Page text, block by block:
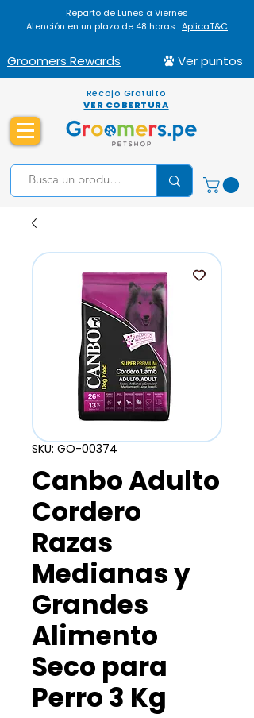
Reparto de Lunes a Viernes
Atención en un plazo de 48 horas. AplicaT&C
Groomers Rewards Ver puntos
Recojo Gratuito
VER COBERTURA
SKU: GO-00374
Canbo Adulto
Cordero
Razas
Medianas y
Grandes
Alimento
Seco para
Perro 3 Kg